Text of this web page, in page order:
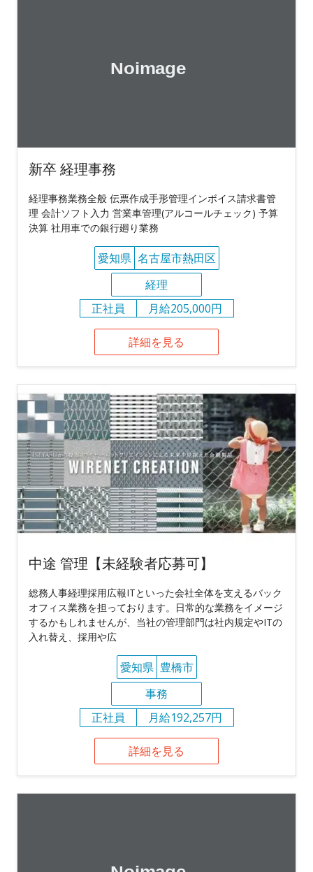
新卒 経理事務
経理事務業務全般 伝票作成手形管理インボイス請求書管
理 会計ソフト入力 営業車管理(アルコールチェック) 予算
決算 社用車での銀行廻り業務
愛知県 名古屋市熱田区
経理
正社員
月給205,000円
詳細を見る
中途 管理【未経験者応募可】
総務人事経理採用広報ITといった会社全体を支えるバック
オフィス業務を担っております。日常的な業務をイメージ
するかもしれませんが、当社の管理部門は社内規定やITの
入れ替え、採用や広
愛知県 豊橋市
事務
正社員
月給192,257円
詳細を見る